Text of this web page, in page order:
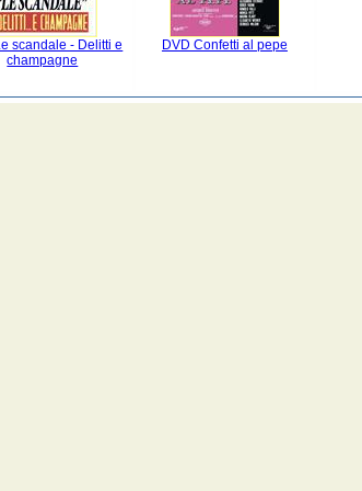
scandale - Delitti e
champagne
DVD Confetti al pepe